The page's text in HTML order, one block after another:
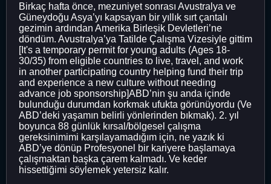
Birkaç hafta önce, mezuniyet sonrası Avustralya ve
Güneydoğu Asya’yı kapsayan bir yıllık sırt çantalı
gezimin ardından Amerika Birleşik Devletleri’ne
döndüm. Avustralya’ya Tatilde Çalışma Vizesiyle gittim
[It's a temporary permit for young adults (Ages 18-
30/35) from eligible countries to live, travel, and work
in another participating country helping fund their trip
and experience a new culture without needing
advance job sponsorship]ABD’nin şu anda içinde
bulunduğu durumdan korkmak ufukta görünüyordu (Ve
ABD’deki yaşamın belirli yönlerinden bıkmak). 2. yıl
boyunca 88 günlük kırsal/bölgesel çalışma
gereksinimimi karşılayamadığım için, ne yazık ki
ABD’ye dönüp Profesyonel bir kariyere başlamaya
çalışmaktan başka çarem kalmadı. Ve keder
hissettiğimi söylemek yetersiz kalır.